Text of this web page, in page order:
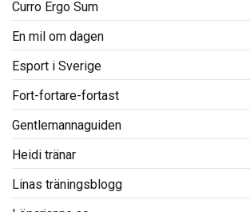
Curro Ergo Sum
En mil om dagen
Esport i Sverige
Fort-fortare-fortast
Gentlemannaguiden
Heidi tränar
Linas träningsblogg